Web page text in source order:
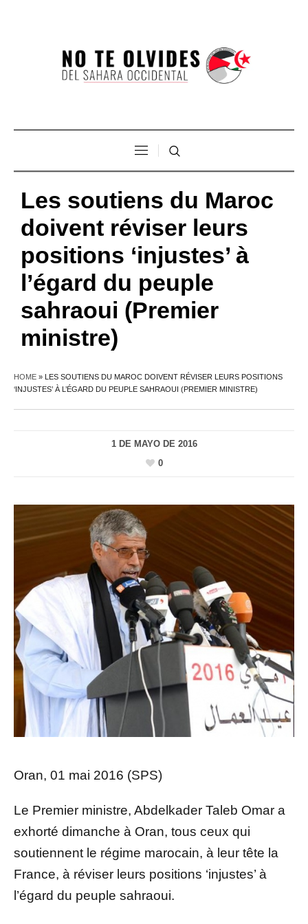
Les soutiens du Maroc
doivent réviser leurs
positions ‘injustes’ à
l’égard du peuple
sahraoui (Premier
ministre)
HOME » LES SOUTIENS DU MAROC DOIVENT RÉVISER LEURS POSITIONS
‘INJUSTES’ À L’ÉGARD DU PEUPLE SAHRAOUI (PREMIER MINISTRE)
1 DE MAYO DE 2016
0
Oran, 01 mai 2016 (SPS)
Le Premier ministre, Abdelkader Taleb Omar a
exhorté dimanche à Oran, tous ceux qui
soutiennent le régime marocain, à leur tête la
France, à réviser leurs positions ‘injustes’ à
l’égard du peuple sahraoui.